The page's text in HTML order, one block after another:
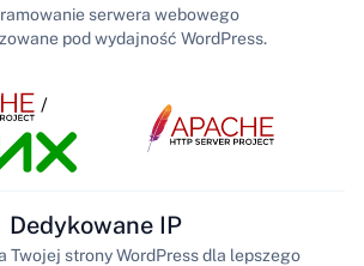
/
serwera webowego
pod wydajność WordPress.
Dedykowane IP
Twojej strony WordPress dla lepszego